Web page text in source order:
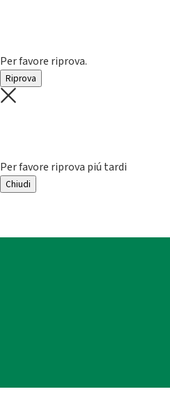
Per favore riprova.
Riprova
Per favore riprova piú tardi
Chiudi